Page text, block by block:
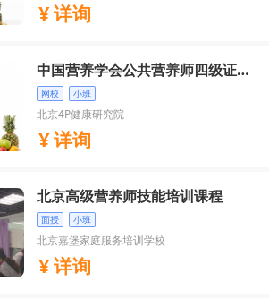
详询
中国营养学会公共营养师四级证书
培训
网校 小班
北京4P健康研究院
详询
北京高级营养师技能培训课程
面授 小班
北京嘉堡家庭服务培训学校
详询